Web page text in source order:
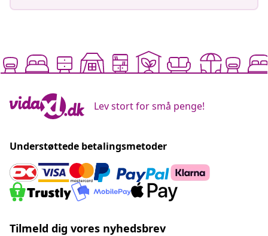
Lev stort for små penge!
Understøttede betalingsmetoder
Tilmeld dig vores nyhedsbrev